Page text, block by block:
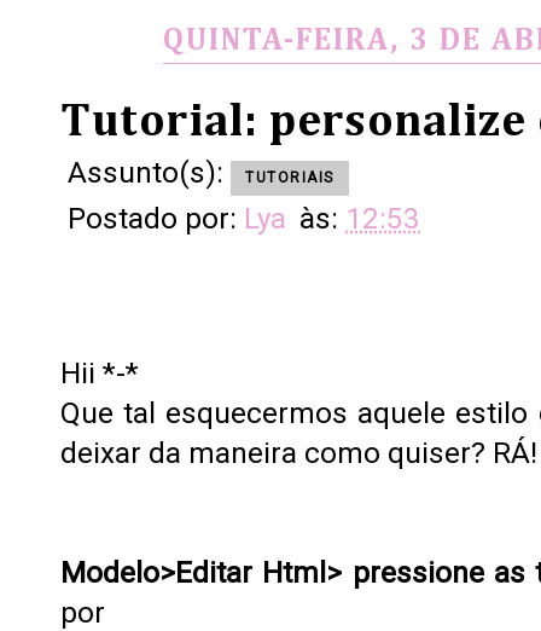
QUINTA-FEIRA, 3 DE
Tutorial:
Assunto(s): TUTORIAIS
Postado por: Lya às: 12:53
Hii *-*
Que tal esquecermos aquele
deixar da maneira como quiser?
Modelo>Editar Html> pressione as
por